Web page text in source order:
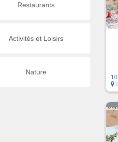
Restaurants
Activités et Loisirs
Nature